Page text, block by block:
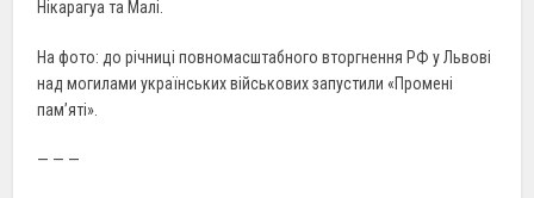
Нікарагуа та Малі.
На фото: до річниці повномасштабного вторгнення РФ у Львові
над могилами українських військових запустили «Промені
пам’яті».
— — —